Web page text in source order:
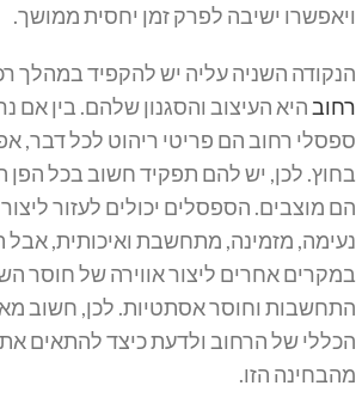
ויאפשרו ישיבה לפרק זמן יחסית ממושך.
הנקודה השניה עליה יש להקפיד במהלך
רחובהיא העיצוב והסגנון שלהם. בין אם
ספסלי רחוב הם פריטי ריהוט לכל דבר,
בחוץ. לכן, יש להם תפקיד חשוב בכל הפן
הם מוצבים. הספסלים יכולים לעזור
נעימה, מזמינה, מתחשבת ואיכותית, אבל
במקרים אחרים ליצור אווירה של חוסר
התחשבות וחוסר אסתטיות. לכן, חשוב
הכללי של הרחוב ולדעת כיצד להתאים
מהבחינה הזו.